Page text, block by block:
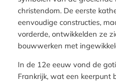
christendom. De eerste
eenvoudige constructies,
vorderde, ontwikkelden ze
bouwwerken met
In de 12e eeuw vond de
Frankrijk, wat een keerpunt